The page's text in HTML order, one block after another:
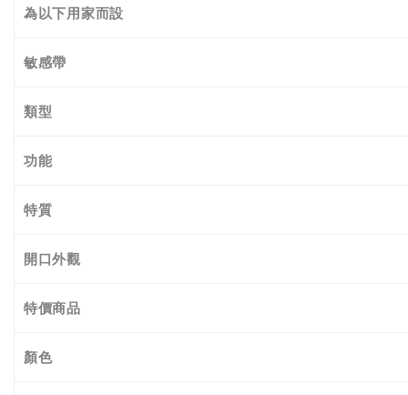
為以下用家而設
敏感帶
類型
功能
特質
開口外觀
特價商品
顏色